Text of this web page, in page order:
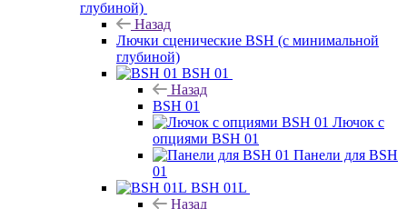
глубиной)
Назад
Лючки сценические BSH (с минимальной
глубиной)
BSH 01
Назад
BSH 01
Лючок с
опциями BSH 01
Панели для BSH
01
BSH 01L
Назад